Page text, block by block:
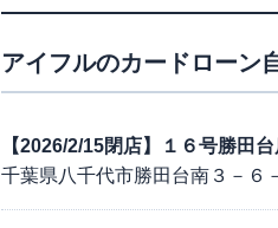
アイフルのカードローン
【2026/2/15閉店】１６号勝田
千葉県八千代市勝田台南３－６